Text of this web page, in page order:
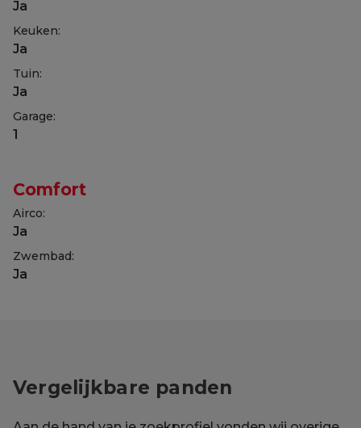
Ja
Keuken:
Ja
Tuin:
Ja
Garage:
1
Comfort
Airco:
Ja
Zwembad:
Ja
Vergelijkbare panden